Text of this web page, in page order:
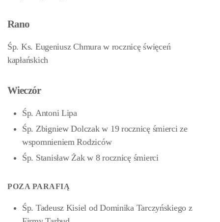
Rano
Śp. Ks. Eugeniusz Chmura w rocznicę święceń
kapłańskich
Wieczór
Śp. Antoni Lipa
Śp. Zbigniew Dolczak w 19 rocznicę śmierci ze
wspomnieniem Rodziców
Śp. Stanisław Żak w 8 rocznicę śmierci
POZA PARAFIĄ
Śp. Tadeusz Kisiel od Dominika Tarczyńskiego z